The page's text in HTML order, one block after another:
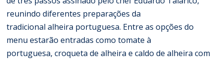
reunindo diferentes preparações da
tradicional alheira portuguesa. Entre as opções do
menu estarão entradas como tomate à
portuguesa, croqueta de alheira e caldo de alheira com